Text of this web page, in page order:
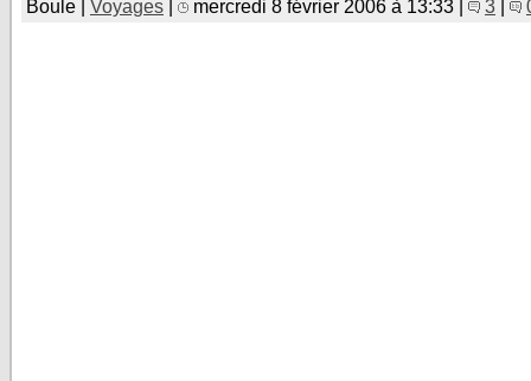
Boule | Voyages mercredi 8 février 2006 à 13:33 | 3